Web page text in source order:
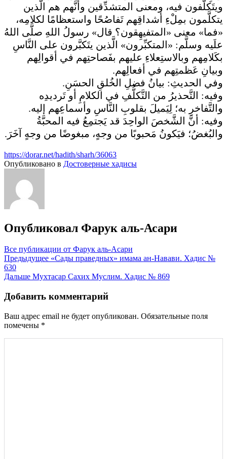
ويتَكلَّفون فيه، ومعنى المتشدِّقين وأنَّهم هم الَّذين
يتكلَّمون بمِلْءِ أشداقِهم تَفاصُحًا واستعظامًا لكلامِه،
«فما» معنى «المتفيهِقون؟ قال» رسولُ اللهِ صلَّى اللهُ
علَيه وسلَّم: «المتكبِّرون» الَّذين يتَكبَّرون على النَّاسِ
بكَلامِهم وبالاستِعلاءِ عليهم بفَصاحتِهم في أقوالِهم
وبيانِ عَظمتِهم في أفعالِهم.
وفي الحديثِ: بيانُ فضلِ الخُلقِ الحسَنِ.
وفيه: التَّحذيرُ من التَّكلُّفِ في الكلامِ أو تَرديدِه
والتَّفاخرِ به؛ لِيَميلَ بقلوبِ النَّاسِ وأسماعِهم إليه.
وفيه: أنَّ الشَّخصَ الواحِدَ قد يَجتمِعُ فيه المحبَّةُ
والبُغضُ؛ فيَكونُ مَحبوبًا من وجهٍ، مبغوضًا من وجهٍ آخَرَ.
https://dorar.net/hadith/sharh/36063
Опубликовано в Достоверные хадисы
Опубликовал Фарук аль-Асари
Все публикации от Фарук аль-Асари
Навигация
по
Предыдущее «Сады праведных» имама ан-Навави. Хадис №
630
Дальше Мухтасар Сахих Муслим. Хадис № 869
Добавить комментарий
Ваш адрес email не будет опубликован. Обязательные поля
помечены *